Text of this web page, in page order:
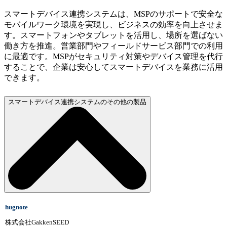
スマートデバイス連携システムは、MSPのサポートで安全な
モバイルワーク環境を実現し、ビジネスの効率を向上させま
す。スマートフォンやタブレットを活用し、場所を選ばない
働き方を推進。営業部門やフィールドサービス部門での利用
に最適です。MSPがセキュリティ対策やデバイス管理を代行
することで、企業は安心してスマートデバイスを業務に活用
できます。
スマートデバイス連携システムのその他の製品
hugnote
株式会社GakkenSEED